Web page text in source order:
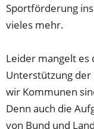
Sportförderung
vieles mehr.
Leider mangelt es
Unterstützung
wir Kommunen
Denn auch die
von Bund und